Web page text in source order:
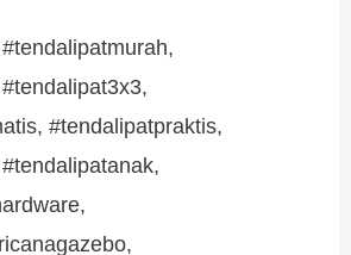
#tendalipatpraktis,